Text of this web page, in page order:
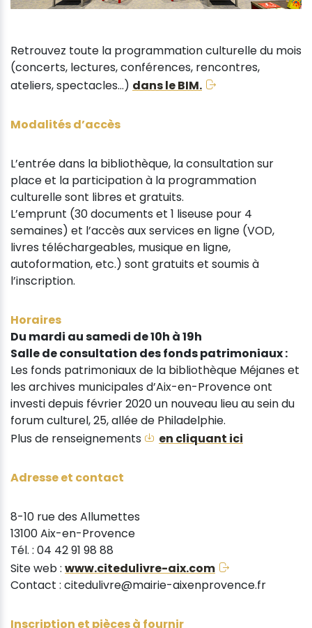
Retrouvez toute la programmation culturelle du mois
(concerts, lectures, conférences, rencontres,
ateliers, spectacles…) dans le BIM.
Modalités d’accès
L’entrée dans la bibliothèque, la consultation sur
place et la participation à la programmation
culturelle sont libres et gratuits.
L’emprunt (30 documents et 1 liseuse pour 4
semaines) et l’accès aux services en ligne (VOD,
livres téléchargeables, musique en ligne,
autoformation, etc.) sont gratuits et soumis à
l’inscription.
Horaires
Du mardi au samedi de 10h à 19h
Salle de consultation des fonds patrimoniaux :
Les fonds patrimoniaux de la bibliothèque Méjanes et
les archives municipales d’Aix-en-Provence ont
investi depuis février 2020 un nouveau lieu au sein du
forum culturel, 25, allée de Philadelphie.
Plus de renseignements
en cliquant ici
Adresse et contact
8-10 rue des Allumettes
13100 Aix-en-Provence
Tél. : 04 42 91 98 88
Site web : www.citedulivre-aix.com
Contact : citedulivre@mairie-aixenprovence.fr
Inscription et pièces à fournir